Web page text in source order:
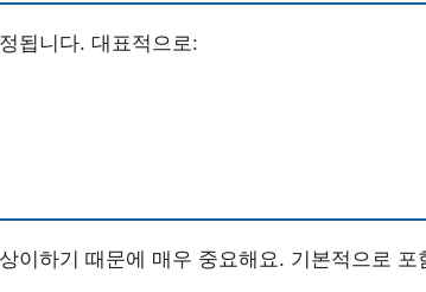
됩니다. 대표적으로:
이하기 때문에 매우 중요해요. 기본적으로